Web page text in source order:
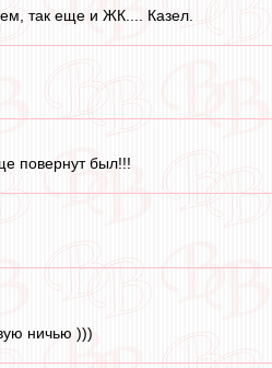
так еще и ЖК.... Казел.
повернут был!!!
ничью )))